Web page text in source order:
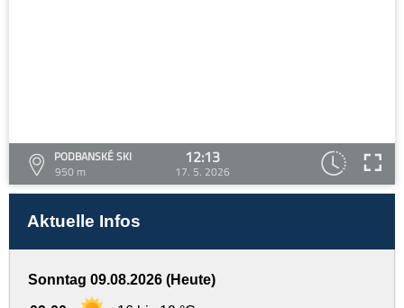
PODBANSKÉ SKI
950 m
12:13
17. 5. 2026
Aktuelle Infos
Sonntag 09.08.2026 (Heute)